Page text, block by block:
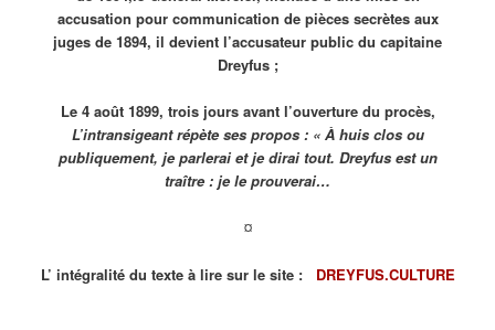
accusation pour communication de pièces secrètes aux
juges de 1894, il devient l’accusateur public du capitaine
Dreyfus ;
Le 4 août 1899, trois jours avant l’ouverture du procès,
L’intransigeantrépète ses propos : « À huis clos ou
publiquement, je parlerai et je dirai tout. Dreyfus est un
traître : je le prouverai…
¤
L’ intégralité du texte à lire sur le site : DREYFUS.CULTURE